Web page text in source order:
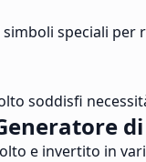
speciali per
soddisfi
e invertito in